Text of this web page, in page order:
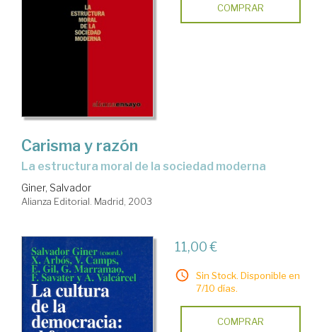
COMPRAR
Carisma y razón
la estructura moral de la sociedad moderna
Giner, Salvador
Alianza Editorial. Madrid, 2003
11,00 €
Sin Stock. Disponible en
7/10 días.
COMPRAR